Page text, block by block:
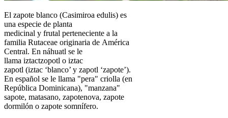
El zapote blanco (Casimiroa edulis) es
una especie de planta
medicinal y frutal perteneciente a la
familia Rutaceae originaria de América
Central. En náhuatl se le
llama iztactzopotl o iztac
zapotl (iztac ‘blanco’ y zapotl ‘zapote’).
En español se le llama "pera" criolla (en
República Dominicana), "manzana"
sapote, matasano, zapotenova, zapote
dormilón o zapote somnífero.